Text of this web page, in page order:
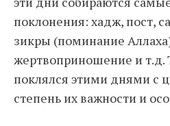
поклонения: хадж, пост,
зикры (поминание
жертвоприношение и т.д.
поклялся этими днями с
степень их важности и